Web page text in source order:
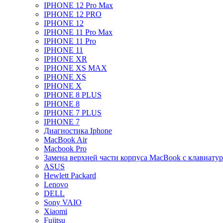
IPHONE 12 Pro Max
IPHONE 12 PRO
IPHONE 12
IPHONE 11 Pro Max
IPHONE 11 Pro
IPHONE 11
IPHONE XR
IPHONE XS MAX
IPHONE XS
IPHONE X
IPHONE 8 PLUS
IPHONE 8
IPHONE 7 PLUS
IPHONE 7
Диагностика Iphone
MacBook Air
Macbook Pro
Замена верхней части корпуса MacBook с
ASUS
Hewlett Packard
Lenovo
DELL
Sony VAIO
Xiaomi
Fujitsu